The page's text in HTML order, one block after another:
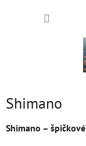
Shimano
Shimano –